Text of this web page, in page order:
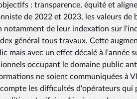
: transparence, équité et
de 2022 et 2023, les valeurs
notamment de leur indexation sur
général tous travaux. Cette
mais avec un effet décalé à l'année
occupant le domaine public
ne soient communiquées à
les difficultés d'opérateurs